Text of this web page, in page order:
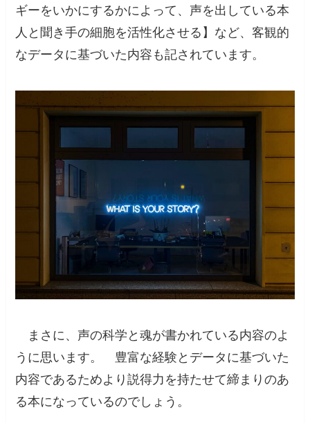
ギーをいかにするかによって、声を出している本
人と聞き手の細胞を活性化させる】など、客観的
なデータに基づいた内容も記されています。
まさに、 声の科学と魂が書かれている内容のよ
うに思います。 豊富な経験とデータに基づいた
内容であるためより説得力を持たせて締まりのあ
る本になっているのでしょう。